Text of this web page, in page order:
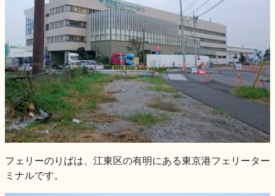
フェリーのりばは、江東区の有明にある東京港フェリーター
ミナルです。